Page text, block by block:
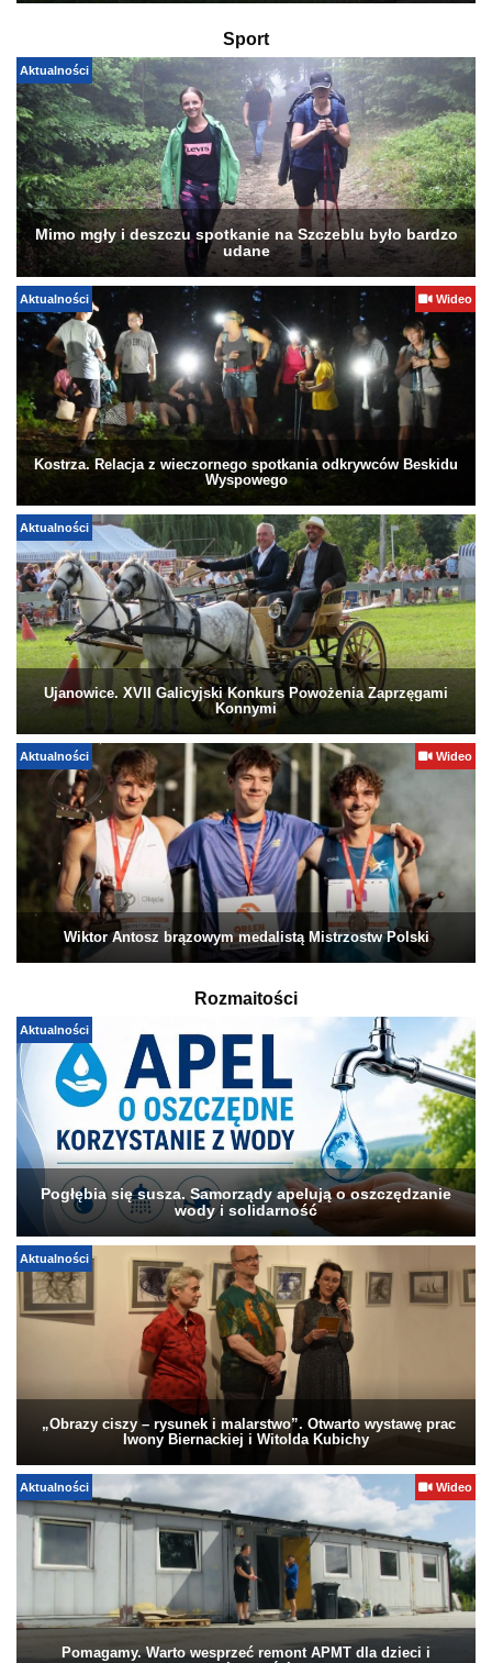
Sport
Aktualności
Mimo mgły i deszczu spotkanie na Szczeblu było bardzo
udane
Aktualności Wideo
Kostrza. Relacja z wieczornego spotkania odkrywców Beskidu
Wyspowego
Aktualności
Ujanowice. XVII Galicyjski Konkurs Powożenia Zaprzęgami
Konnymi
Aktualności Wideo
Wiktor Antosz brązowym medalistą Mistrzostw Polski
Rozmaitości
Aktualności
Pogłębia się susza. Samorządy apelują o oszczędzanie
wody i solidarność
Aktualności
„Obrazy ciszy – rysunek i malarstwo”. Otwarto wystawę prac
Iwony Biernackiej i Witolda Kubichy
Aktualności Wideo
Pomagamy. Warto wesprzeć remont APMT dla dzieci i